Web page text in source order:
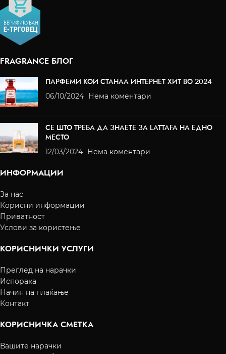
FRAGRANCE БЛОГ
ПАРФЕМИ КОИ СТАНАА ИНТЕРНЕТ ХИТ ВО 2024
06/10/2024 Нема коментари
СЕ ШТО ТРЕБА ДА ЗНАЕТЕ ЗА LATTAFA НА ЕДНО
МЕСТО
12/03/2024 Нема коментари
ИНФОРМАЦИИ
За нас
Корисни информации
Приватност
Услови за користење
КОРИСНИЧКИ УСЛУГИ
Преглед на нарачки
Испорака
Начин на плаќање
Контакт
КОРИСНИЧКА СМЕТКА
Вашите нарачки